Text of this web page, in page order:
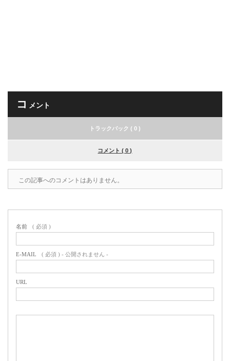
コ メント
トラックバック ( 0 )
コメント ( 0 )
この記事へのコメントはありません。
名前 ( 必須 )
E-MAIL ( 必須 ) - 公開されません -
URL